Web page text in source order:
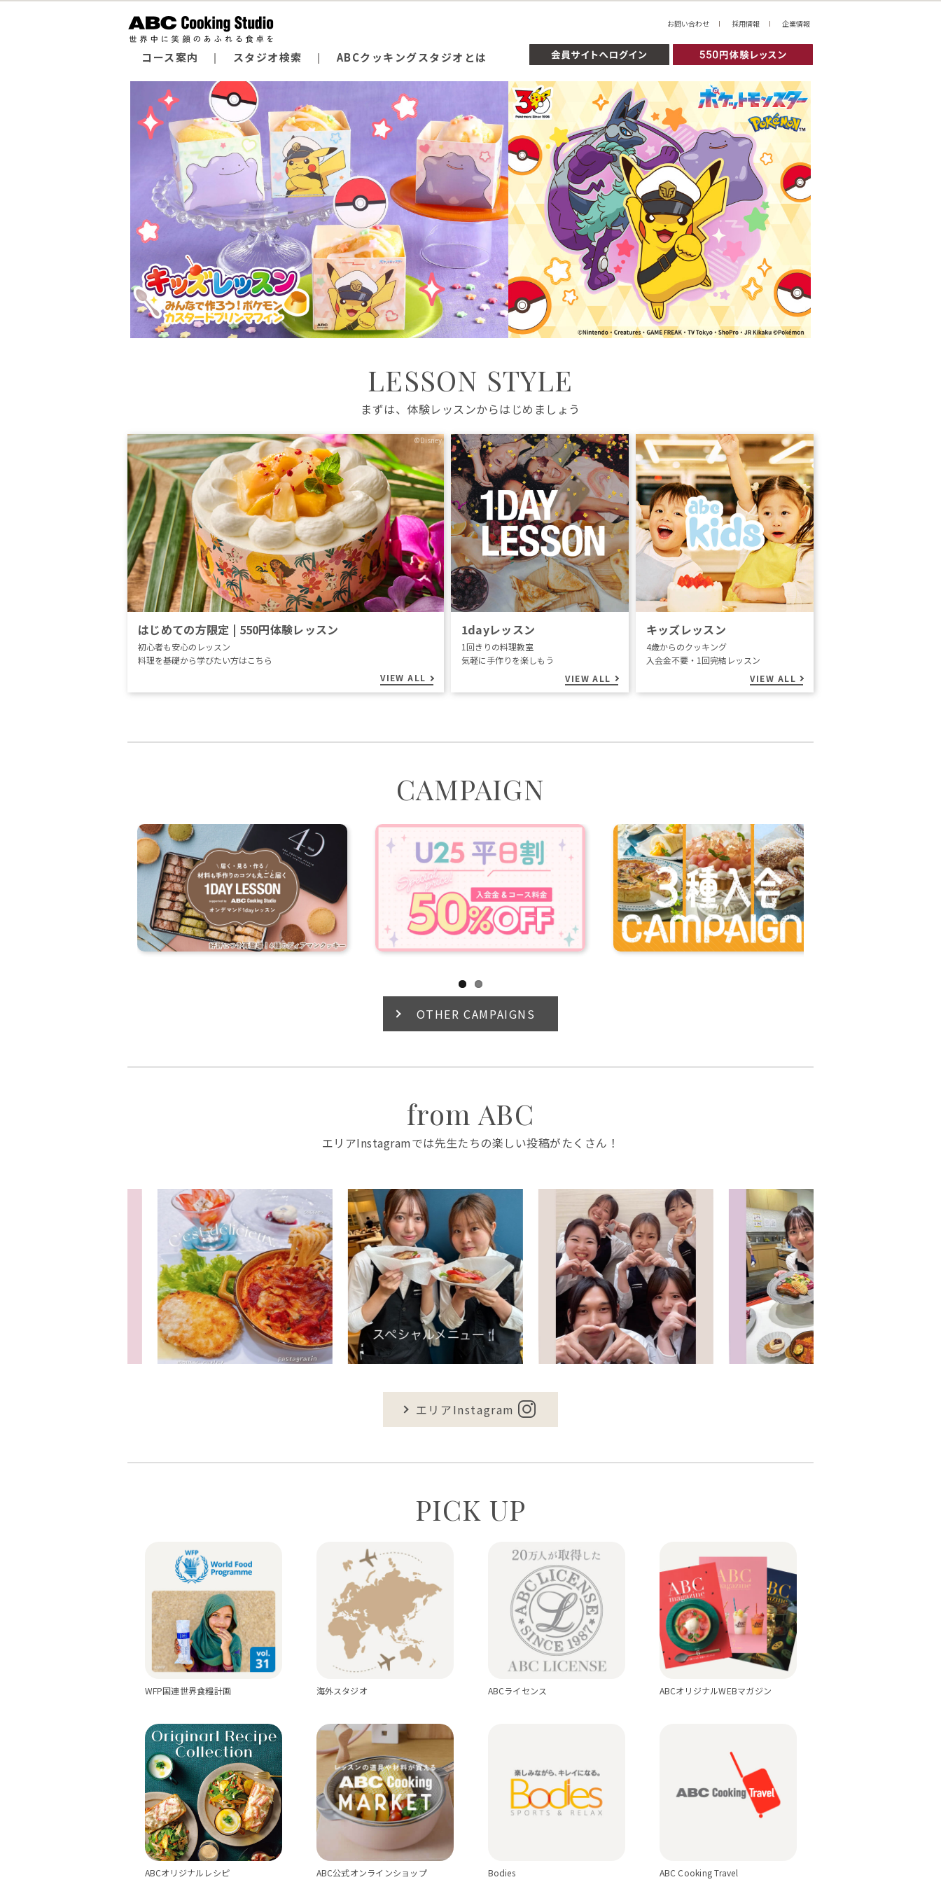
コース案内 スタジオ検索 ABCクッキングスタジオとは
お問い合わせ 採用情報 企業情報
LESSON STYLE
まずは、体験レッスンからはじめましょう
©Disney
はじめての方限定 | 550円体験レッスン
初心者も安心のレッスン
料理を基礎から学びたい方はこちら
VIEW ALL
1dayレッスン
1回きりの料理教室
気軽に手作りを楽しもう
VIEW ALL
キッズレッスン
4歳からのクッキング
入会金不要・1回完結レッスン
VIEW ALL
CAMPAIGN
OTHER CAMPAIGNS
from ABC
エリアInstagramでは先生たちの楽しい投稿がたくさん！
エリアInstagram
PICK UP
WFP国連世界食糧計画 海外スタジオ ABCライセンス ABCオリジナルWEBマガジン
ABCオリジナルレシピ ABC公式オンラインショップ Bodies ABC Cooking Travel